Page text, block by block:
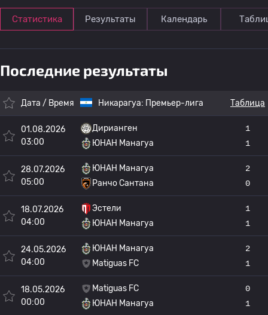
Статистика Результаты Календарь
Последние результаты
Дата / Время Никарагуа: Премьер-лига Таблица
01.08.2026
03:00
Дирианген
ЮНАН Манагуа
1
1
28.07.2026
05:00
ЮНАН Манагуа
Ранчо Сантана
2
0
18.07.2026
04:00
Эстели
ЮНАН Манагуа
1
1
24.05.2026
04:00
ЮНАН Манагуа
Matiguas FC
2
1
18.05.2026
00:00
Matiguas FC
ЮНАН Манагуа
0
1